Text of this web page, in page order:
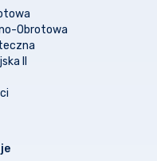
Obrotowa
II